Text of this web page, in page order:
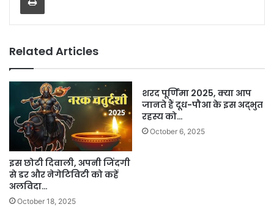
Related Articles
इस छोटी दिवाली, अपनी जिंदगी
से डर और नेगेटिविटी को कहें
अलविदा…
October 18, 2025
शरद पूर्णिमा 2025, क्या आप
जानते हैं दूध-पौआ के इस अद्भुत
रहस्य को…
October 6, 2025